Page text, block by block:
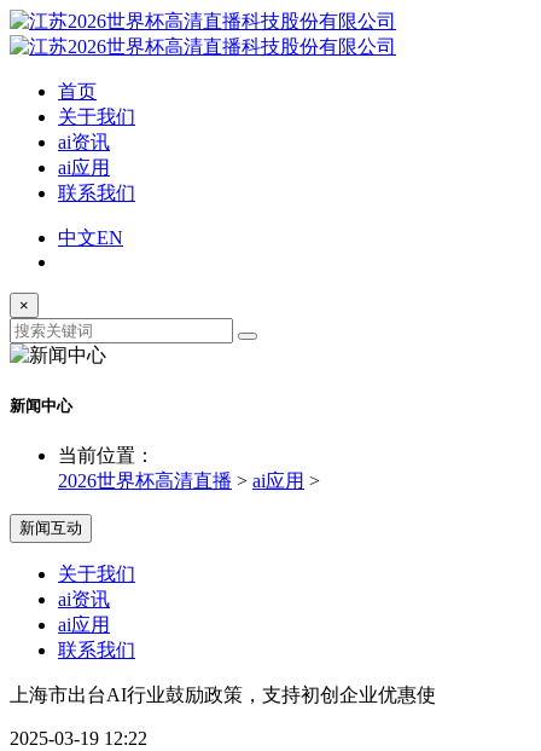
首页
关于我们
ai资讯
ai应用
联系我们
中文EN
×
新闻中心
当前位置：
2026世界杯高清直播 > ai应用 >
新闻互动
关于我们
ai资讯
ai应用
联系我们
上海市出台AI行业鼓励政策，支持初创企业优惠使
2025-03-19 12:22